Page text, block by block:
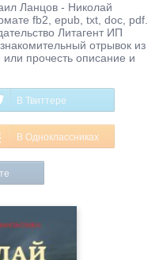
Ланцов - Николай
fb2, epub, txt, doc, pdf.
Литагент ИП
отрывок из
прочесть описание и
В Твиттере
В Одноклассниках